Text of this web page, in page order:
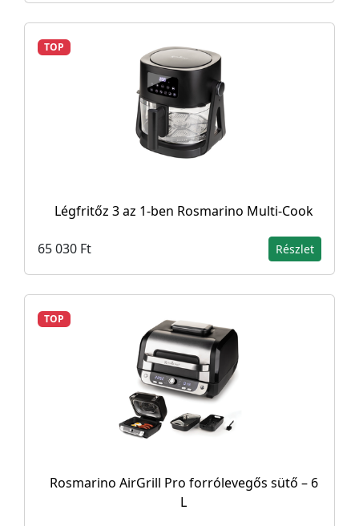
TOP
Légfritőz 3 az 1-ben Rosmarino Multi-Cook
65 030 Ft Részlet
TOP
Rosmarino AirGrill Pro forrólevegős sütő – 6
L